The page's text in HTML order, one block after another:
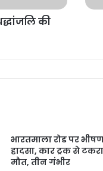
की
भारतमाला रोड पर
हादसा, कार ट्रक से
मौत, तीन गंभीर